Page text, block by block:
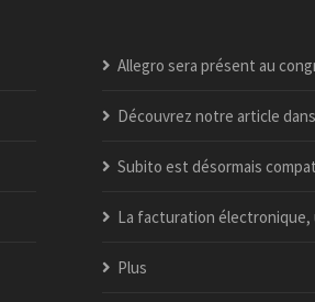
Allegro sera présent au congrès itaa
Découvrez notre article dans l’édition spéciale business guide
Subito est désormais compatible peppol – activez-le dès
La facturation électronique, une nouveauté dans allegro
Plus